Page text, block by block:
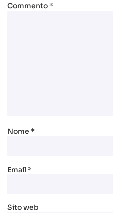
Commento*
Nome *
Email *
Sito web